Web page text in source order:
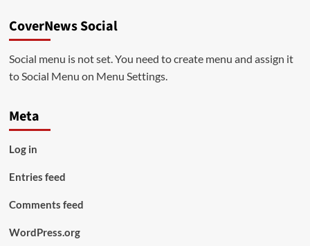
CoverNews Social
Social menu is not set. You need to create menu and assign it
to Social Menu on Menu Settings.
Meta
Log in
Entries feed
Comments feed
WordPress.org